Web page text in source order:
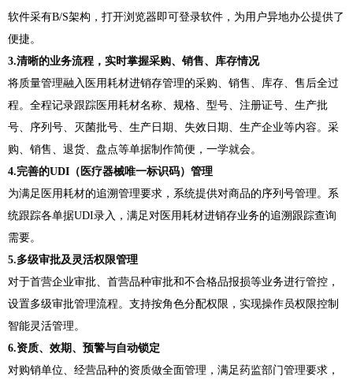
软件采有B/S架构，打开浏览器即可登录软件，为用户异地办公提供了
便捷。
3.清晰的业务流程，实时掌握采购、销售、库存情况
将质量管理融入医用耗材进销存管理的采购、销售、库存、售后全过
程。全程记录跟踪医用耗材名称、规格、型号、注册证号、生产批
号、序列号、灭菌批号、生产日期、失效日期、生产企业等内容。采
购、销售、退货、盘点等单据制作简便，一学就会。
4.完善的UDI（医疗器械唯一标识码）管理
为满足医用耗材的追溯管理要求，系统提供对商品的序列号管理。系
统跟踪各单据UDI录入，满足对医用耗材进销存业务的追溯跟踪查询
需要。
5.多级审批及灵活权限管理
对于首营企业审批、首营品种审批和不合格品报损等业务进行管控，
设置多级审批管理流程。支持按角色分配权限，实现操作员权限控制
智能灵活管理。
6.资质、效期、预警与自动锁定
对购销单位、经营品种的资质做全面管理，满足药监部门管理要求，